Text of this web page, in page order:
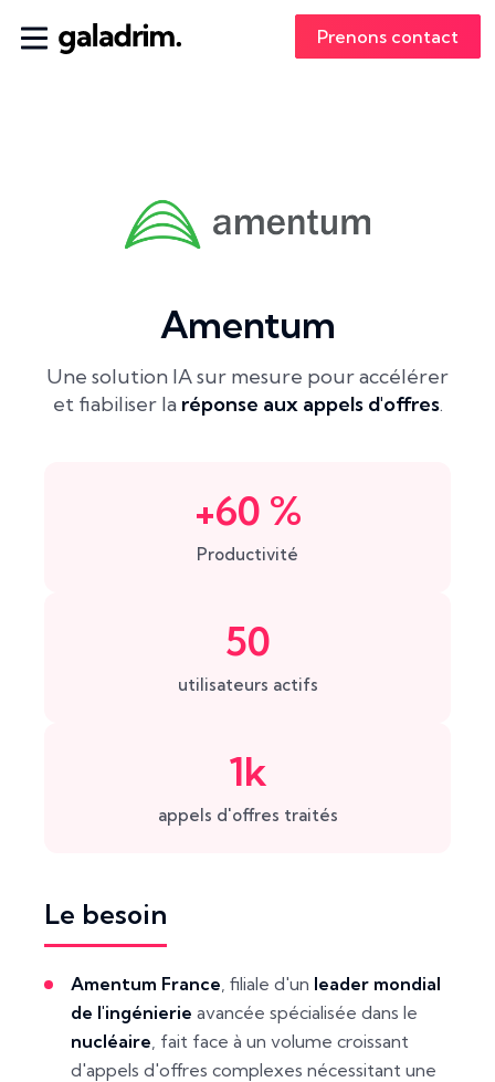
Prenons contact
Amentum
Une solution IA sur mesure pour accélérer
et fiabiliser la réponse aux appels d'offres.
+60 %
Productivité
50
utilisateurs actifs
1k
appels d'offres traités
Le besoin
Amentum France, filiale d'un leader mondial
de l'ingénierie avancée spécialisée dans le
nucléaire, fait face à un volume croissant
d'appels d'offres complexes nécessitant une